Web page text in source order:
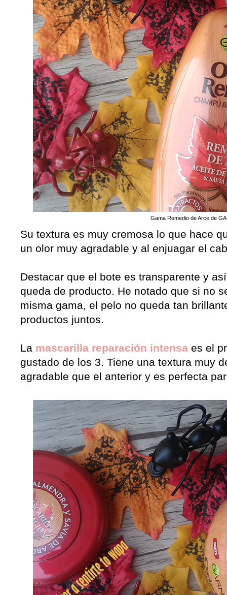
Gama Remedio de Arce de
Su textura es muy cremosa lo que hace
un olor muy agradable y al enjuagar el
Destacar que el bote es transparente y
queda de producto. He notado que si no
misma gama, el pelo no queda tan
productos juntos.
La mascarilla reparación intensa es el
gustado de los 3. Tiene una textura muy
agradable que el anterior y es perfecta